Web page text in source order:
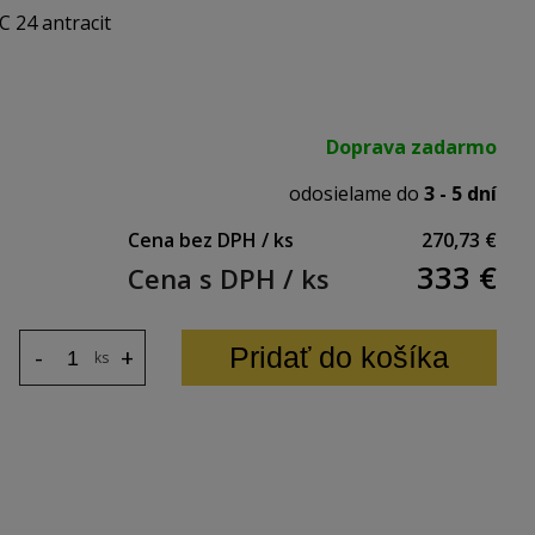
mm.
24 antracit
Doprava zadarmo
odosielame do 3 - 5 dní
Cena bez DPH / ks
270,73 €
Cena s DPH / ks 333 €
ks +
- Pridať do košíka